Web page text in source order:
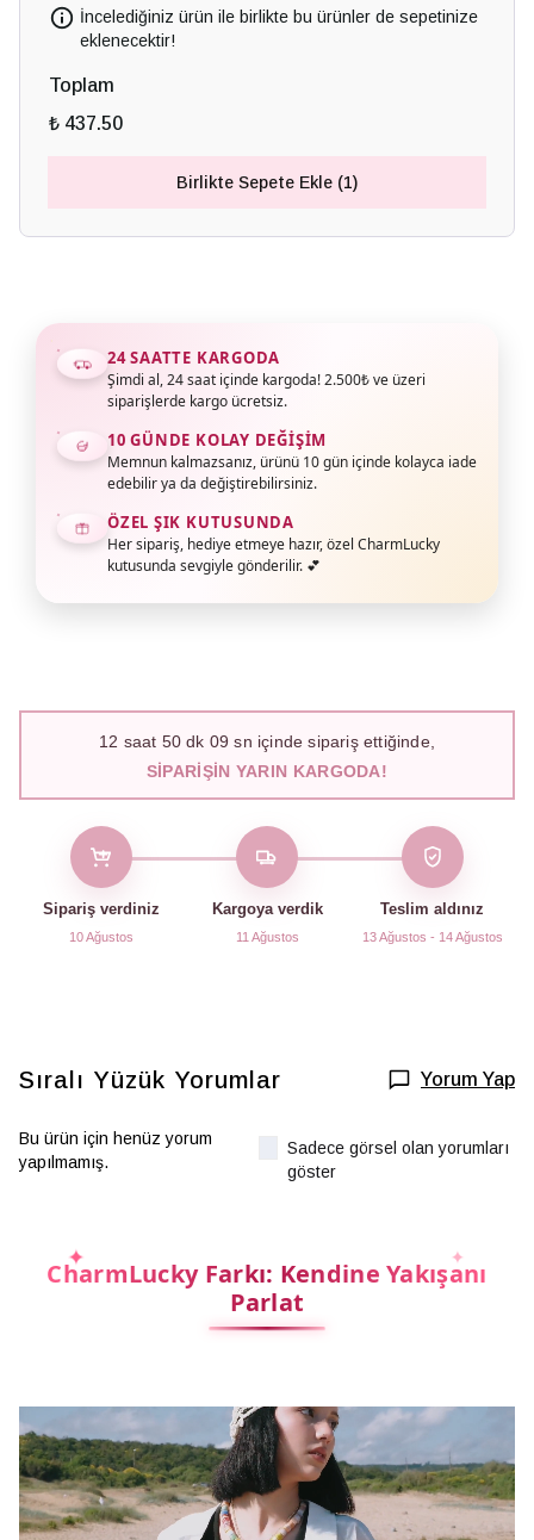
İncelediğiniz ürün ile birlikte bu ürünler de sepetinize
eklenecektir!
Toplam
₺ 437.50
Birlikte Sepete Ekle (1)
24 SAATTE KARGODA
Şimdi al, 24 saat içinde kargoda! 2.500₺ ve üzeri
siparişlerde kargo ücretsiz.
10 GÜNDE KOLAY DEĞIŞIM
Memnun kalmazsanız, ürünü 10 gün içinde kolayca iade
edebilir ya da değiştirebilirsiniz.
ÖZEL ŞIK KUTUSUNDA
Her sipariş, hediye etmeye hazır, özel CharmLucky
kutusunda sevgiyle gönderilir. 💕
12 saat 50dk 08 sn içinde sipariş ettiğinde,
SIPARIŞIN YARIN KARGODA!
Sipariş verdiniz
10 Ağustos
Kargoya verdik
11 Ağustos
Teslim aldınız
13 Ağustos - 14 Ağustos
Sıralı Yüzük Yorumlar Yorum Yap
Bu ürün için henüz yorum
yapılmamış.
Sadece görsel olan yorumları
göster
CharmLucky Farkı: Kendine Yakışanı
Parlat